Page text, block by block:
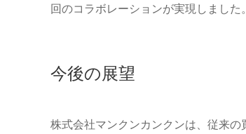
回のコラボレーションが実現しました。
今後の展望
株式会社マンクンカンクンは、従来